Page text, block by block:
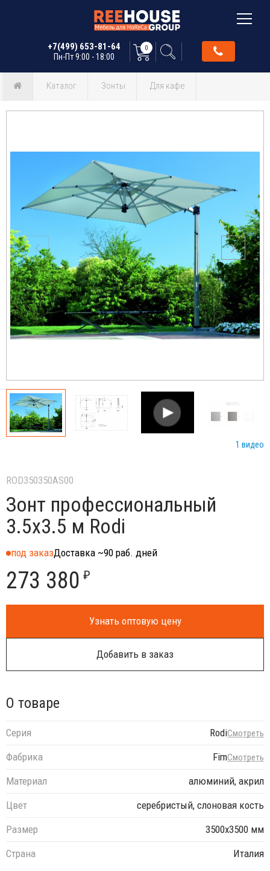
+7(499) 653-81-64
Пн-Пт 9:00 - 18:00
0
Каталог Зонты Для кафе
1 видео
ROD350350AS00
Зонт профессиональный
3.5х3.5 м Rodi
под заказДоставка ~90 раб. дней
273 380 ₽
Узнать оптовую цену
Добавить в заказ
О товаре
Серия RodiСмотреть
Фабрика FimСмотреть
Материал
алюминий, акрил
Цвет
серебристый, слоновая кость
Размер
3500х3500 мм
Страна
Италия